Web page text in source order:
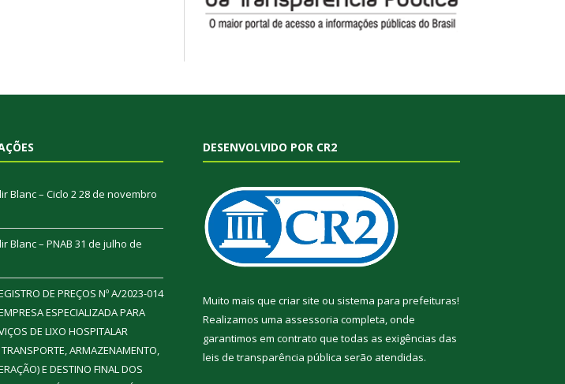
Blanc – Ciclo 228 de novembro
Blanc – PNAB 31 de julho de
DE PREÇOS Nº A/2023-014
ESPECIALIZADA PARA
DE LIXO HOSPITALAR
ARMAZENAMENTO,
E DESTINO FINAL DOS
DESENVOLVIDO POR CR2
Muito mais que criar site ou sistema para prefeituras!
Realizamos uma assessoria completa, onde
garantimos em contrato que todas as exigências das
leis de transparência pública serão atendidas.